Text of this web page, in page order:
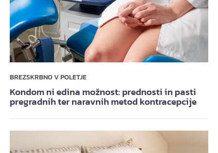
BREZSKRBNO V POLETJE
Kondom ni edina možnost: prednosti in pasti
pregradnih ter naravnih metod kontracepcije